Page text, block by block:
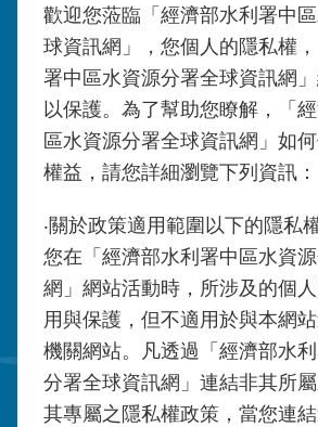
歡迎您蒞臨「經濟部水利署中
球資訊網」，您個人的隱私權
署中區水資源分署全球資訊網
以保護。為了幫助您瞭解，「
區水資源分署全球資訊網」如
權益，請您詳細瀏覽下列資訊：
‧關於政策適用範圍以下的隱私
您在「經濟部水利署中區水資源
網」網站活動時，所涉及的個
用與保護，但不適用於與本網
機關網站。凡透過「經濟部水
分署全球資訊網」連結非其所
其專屬之隱私權政策，當您連結